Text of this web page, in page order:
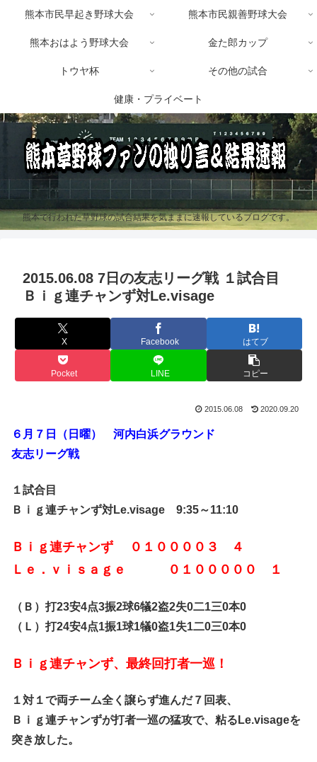
熊本で行われた草野球の試合結果を気ままに速報しているブログです。
熊本市民早起き野球大会 熊本市民親善野球大会
熊本おはよう野球大会 金た郎カップ
トウヤ杯 その他の試合
健康・プライベート
2015.06.08 7日の友志リーグ戦 １試合目
Ｂｉｇ連チャンず対Le.visage
X Facebook はてブ
Pocket LINE コピー
2015.06.08 2020.09.20
６月７日（日曜） 河内白浜グラウンド
友志リーグ戦
１試合目
Ｂｉｇ連チャンず対Le.visage 9:35～11:10
Ｂｉｇ連チャンず ０１００００３ ４
Ｌｅ．ｖｉｓａｇｅ ０１０００００ １
（Ｂ）打23安4点3振2球6犠2盗2失0二1三0本0
（Ｌ）打24安4点1振1球1犠0盗1失1二0三0本0
Ｂｉｇ連チャンず、最終回打者一巡！
１対１で両チーム全く譲らず進んだ７回表、
Ｂｉｇ連チャンずが打者一巡の猛攻で、粘るLe.visageを
突き放した。